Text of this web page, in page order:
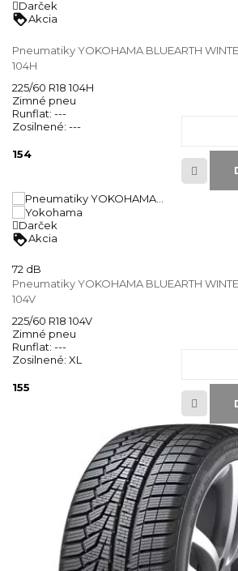
Darček
loyaltyAkcia
Pneumatiky YOKOHAMA BLUEARTH
104H
225/60 R18 104H
Zimné pneu
Runflat: ---
Zosilnené: ---
154
Darček
loyaltyAkcia
72 dB
Pneumatiky YOKOHAMA BLUEARTH
104V
225/60 R18 104V
Zimné pneu
Runflat: ---
Zosilnené: XL
155